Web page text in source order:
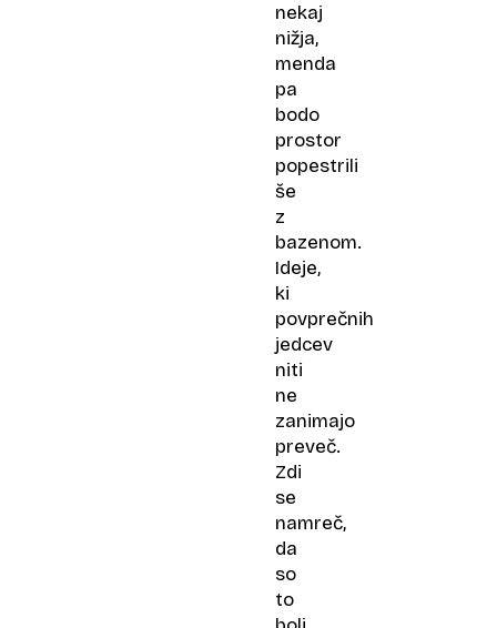
nekaj
nižja,
menda
pa
bodo
prostor
popestrili
še
z
bazenom.
Ideje,
ki
povprečnih
jedcev
niti
ne
zanimajo
preveč.
Zdi
se
namreč,
da
so
to